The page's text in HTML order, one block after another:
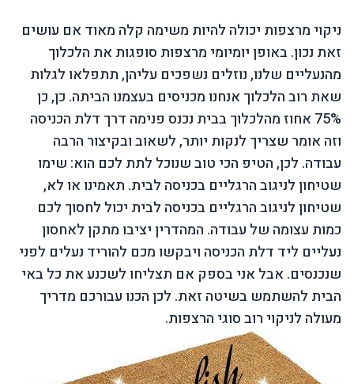
ניקוי מרצפות יכולה להיות משימה קלה מאוד אם עושים
זאת נכון. באופן יומיומי מרצפות סופגות את הלכלוך
מהנעליים שלנו, נוזלים נשפכים עליהן, תתפלאו לגלות
שאת רוב הלכלוך אנחנו מכניסים בעצמנו הביתה. כן, כן
75% אחוז מהלכלוך בבית נכנס פנימה דרך דלת הכניסה
וזה אומר שצריך לנקות יותר, לשאוב ובקיצור הרבה
עבודה. לכן, הטיפ הכי טוב שנוכל לתת לכם הוא: שימו
שטיחון לניגוב הרגליים בכניסה לבית. תאמינו או לא,
שטיחון לניגוב הרגליים בכניסה לבית יכול לחסוך לכם
כמות עצומה של עבודה. המהדרין יציבו מתקן לאחסון
נעליים ליד דלת הכניסה ויבקשו מכם להוריד נעלים לפני
שנכנסים. אבל אני בספק אם תצליחו לשכנע את כל באי
הבית להשתמש בשיטה זאת. לכן הכנו עבורכם מדריך
מעולה לניקוי רוב סוגי הרצפות.